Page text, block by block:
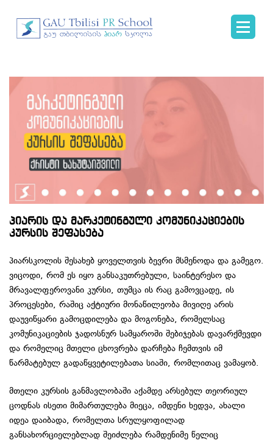
პიარის და მარკეტინგული კომუნიკაციების
კურსის შეფასება
პიარსკოლის შესახებ ყოველთვის ბევრი მსმენოდა და გამეგო.
ვიცოდი, რომ ეს იყო განსაკუთრებული, საინტერესო და
მრავალფეროვანი კურსი, თუმცა ის რაც გამოვცადე, ის
პროცესები, რაშიც აქტიური მონაწილეობა მივიღე არის
დაუვიწყარი გამოცდილება და მოგონება, რომელსაც
კომუნიკაციების ჯადოსნურ სამყაროში შებიჯებას დავარქმევდი
და რომელიც მთელი ცხოვრება დარჩება ჩემთვის იმ
წარმატებულ გადაწყვეტილებათა სიაში, რომლითაც ვამაყობ.
მთელი კურსის განმავლობაში აქამდე არსებულ თეორიულ
ცოდნას ისეთი მიმართულება მიეცა, იმდენი ხედვა, ახალი
იდეა დაიბადა, რომელთა სრულყოფილად
განსახორციელებლად შეიძლება რამდენიმე წელიც